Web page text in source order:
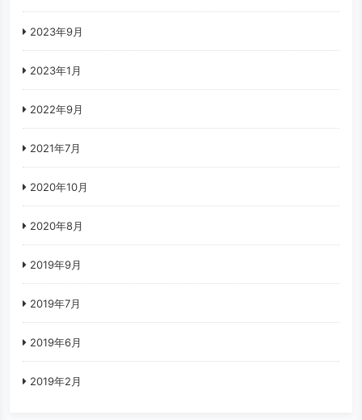
2023年9月
2023年1月
2022年9月
2021年7月
2020年10月
2020年8月
2019年9月
2019年7月
2019年6月
2019年2月